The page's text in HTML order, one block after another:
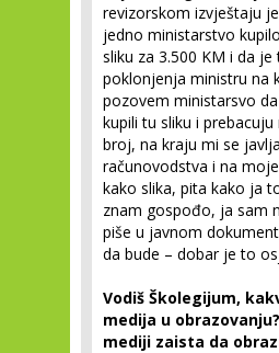
revizorskom izvještaju
jedno ministarstvo
sliku za 3.500 KM i da je
poklonjenja ministru na
pozovem ministarsvo
kupili tu sliku i
broj, na kraju mi se
računovodstva i na
kako slika, pita kako ja
znam gospođo, ja sam
piše u javnom
da bude – dobar je to
Vodiš Školegijum,
medija u
mediji zaista da